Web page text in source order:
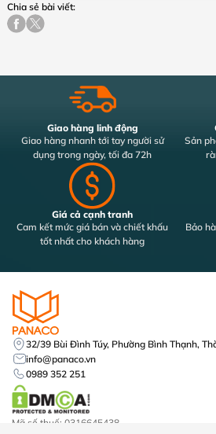
Chia sẻ bài viết:
Giao hàng linh động
Giao hàng nhanh tới tay người sử
dụng trong ngày, tối đa 72h
Sản
Giá cả cạnh tranh
Cam kết mức giá bán và chiết khấu
tốt nhất cho khách hàng
Bảo
32/39 Bùi Đình Túy, Phường Bình Thạnh,
info@panaco.vn
0989 352 251
Mã số thuế: 0316645438